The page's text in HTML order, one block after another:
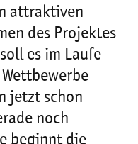
attraktiven
des Projektes
es im Laufe
jetzt schon
noch
beginnt die